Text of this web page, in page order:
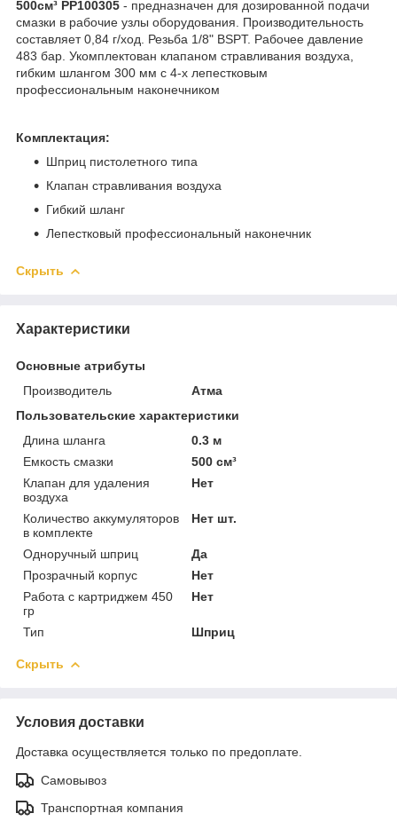
500см³ PP100305​ - предназначен для дозированной подачи
смазки в рабочие узлы оборудования. Производительность
составляет 0,84 г/ход. Резьба 1/8" BSPT. Рабочее давление
483 бар. Укомплектован клапаном стравливания воздуха,
гибким шлангом 300 мм с 4-х лепестковым
профессиональным наконечником
Комплектация:
Шприц пистолетного типа
Клапан стравливания воздуха
Гибкий шланг
Лепестковый профессиональный наконечник
Скрыть
Характеристики
Основные атрибуты
Производитель
Атма
Пользовательские характеристики
Длина шланга
0.3 м
Емкость смазки
500 см³
Клапан для удаления
воздуха
Нет
Количество аккумуляторов
в комплекте
Нет шт.
Одноручный шприц
Да
Прозрачный корпус
Нет
Работа с картриджем 450
гр
Нет
Тип Шприц
Скрыть
Условия доставки
Доставка осуществляется только по предоплате.
Самовывоз
Транспортная компания